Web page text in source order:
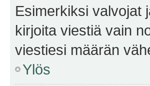
Esimerkiksi valvojat
kirjoita viestiä vain
viestiesi määrän
Ylös